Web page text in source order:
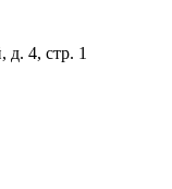
4, стр. 1